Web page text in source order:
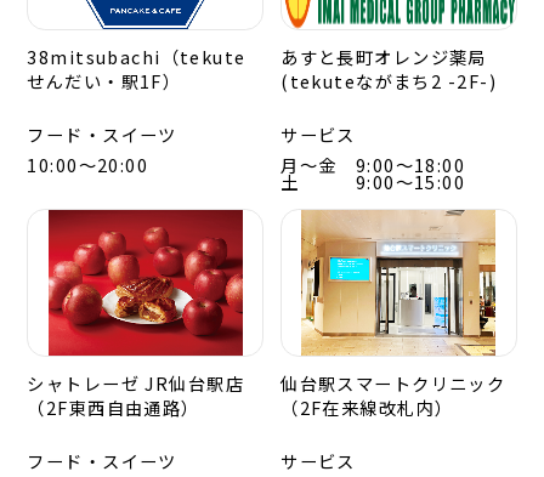
38mitsubachi（tekute
せんだい・駅1F）
フード・スイーツ
10:00～20:00
あすと長町オレンジ薬局
(tekuteながまち2 -2F-)
サービス
月～金 9:00～18:00
土 9:00～15:00
シャトレーゼ JR仙台駅店
（2F東西自由通路）
フード・スイーツ
仙台駅スマートクリニック
（2F在来線改札内）
サービス